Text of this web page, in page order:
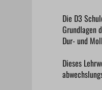
Die D3
Grundlagen
Dur- und
Dieses